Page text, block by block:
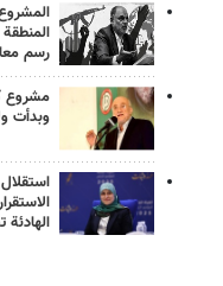
رسم
مشروع
وبدأت
استقلال
الهادئة